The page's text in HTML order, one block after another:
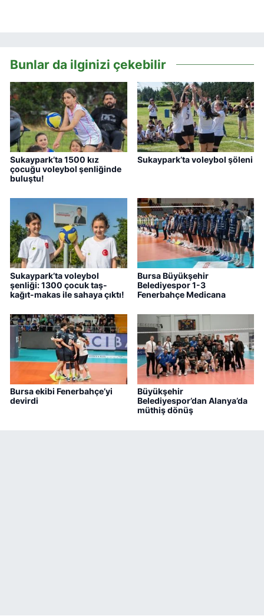
Bunlar da ilginizi çekebilir
Sukaypark’ta 1500 kız
çocuğu voleybol şenliğinde
buluştu!
Sukaypark’ta voleybol şöleni
Sukaypark’ta voleybol
şenliği: 1300 çocuk taş-
kağıt-makas ile sahaya çıktı!
Bursa Büyükşehir
Belediyespor 1-3
Fenerbahçe Medicana
Bursa ekibi Fenerbahçe’yi
devirdi
Büyükşehir
Belediyespor’dan Alanya’da
müthiş dönüş